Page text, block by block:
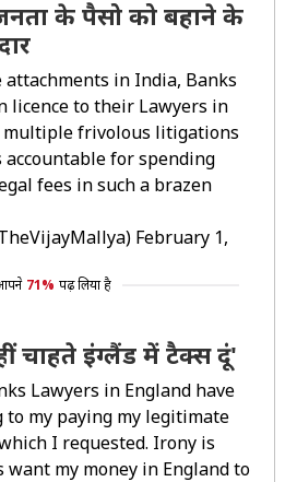
के पैसो को बहाने के
in India, Banks
licence to their Lawyers in
multiple frivolous litigations
accountable for spending
fees in such a brazen
February 1,
71% पढ़ लिया है
चाहते इंग्लैंड में टैक्स दूं'
Lawyers in England have
my paying my legitimate
I requested. Irony is
want my money in England to